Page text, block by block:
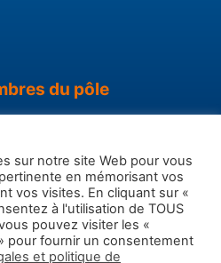
du pôle
Pays-Haut
projets
Briey Orne
54
sur notre site Web pour vous
en mémorisant vos
vos visites. En cliquant sur «
à l'utilisation de TOUS
pouvez visiter les «
pour fournir un consentement
et politique de